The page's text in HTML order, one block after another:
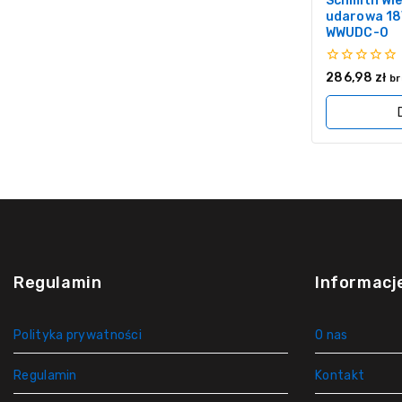
udarowa
WWUDC-0
0
5
286,98 zł
Regulamin
Polityka prywatności
Regulamin
O nas
Kontakt